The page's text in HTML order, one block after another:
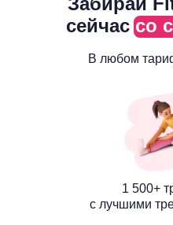
В любом
сейчассо
1 500+
с лучшими